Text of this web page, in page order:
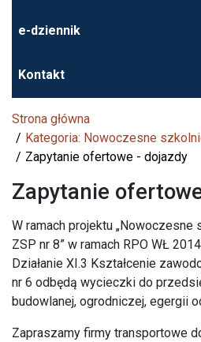
e-dziennik
Kontakt
Strona główna
Kategoria: Nowoczesne
Zapytanie ofertowe - dojazdy
Zapytanie
W ramach projektu
ZSP nr 8” w ramach RPO WŁ
Działanie XI.3 Kształcenie
nr 6 odbędą wycieczki do
budowlanej, ogrodniczej, egergii
Zapraszamy firmy transportowe